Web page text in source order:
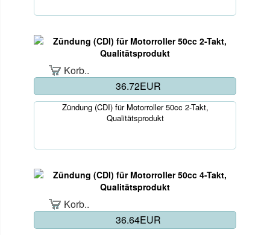
Korb..
36.72EUR
Zündung (CDI) für Motorroller 50cc 2-Takt,
Qualitätsprodukt
Korb..
36.64EUR